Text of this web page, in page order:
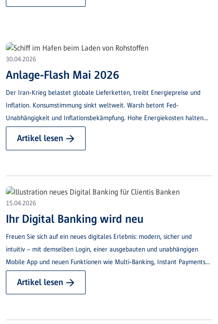
30.04.2026
Anlage-Flash Mai 2026
Der Iran-Krieg belastet globale Lieferketten, treibt Energiepreise und
Inflation. Konsumstimmung sinkt weltweit. Warsh betont Fed-
Unabhängigkeit und Inflationsbekämpfung. Hohe Energiekosten halten
Artikel lesen →
15.04.2026
Ihr Digital Banking wird neu
Freuen Sie sich auf ein neues digitales Erlebnis: modern, sicher und
intuitiv – mit demselben Login, einer ausgebauten und unabhängigen
Mobile App und neuen Funktionen wie Multi-Banking, Instant Payments
Artikel lesen →